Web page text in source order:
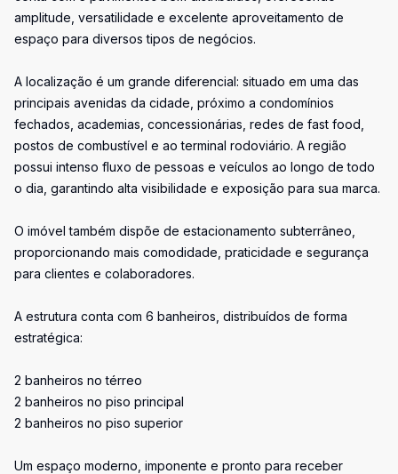
amplitude, versatilidade e excelente aproveitamento de
espaço para diversos tipos de negócios.
A localização é um grande diferencial: situado em uma das
principais avenidas da cidade, próximo a condomínios
fechados, academias, concessionárias, redes de fast food,
postos de combustível e ao terminal rodoviário. A região
possui intenso fluxo de pessoas e veículos ao longo de todo
o dia, garantindo alta visibilidade e exposição para sua marca.
O imóvel também dispõe de estacionamento subterrâneo,
proporcionando mais comodidade, praticidade e segurança
para clientes e colaboradores.
A estrutura conta com 6 banheiros, distribuídos de forma
estratégica:
2 banheiros no térreo
2 banheiros no piso principal
2 banheiros no piso superior
Um espaço moderno, imponente e pronto para receber